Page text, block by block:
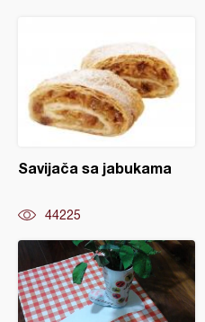
Savijača sa jabukama
44225